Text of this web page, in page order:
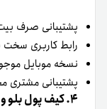
پشتیبانی صرف
رابط کاربری سخت
نسخه موبایل
پشتیبانی مشتری
۴. کیف پول بلو ولت (موبایل و دسکتاپ)